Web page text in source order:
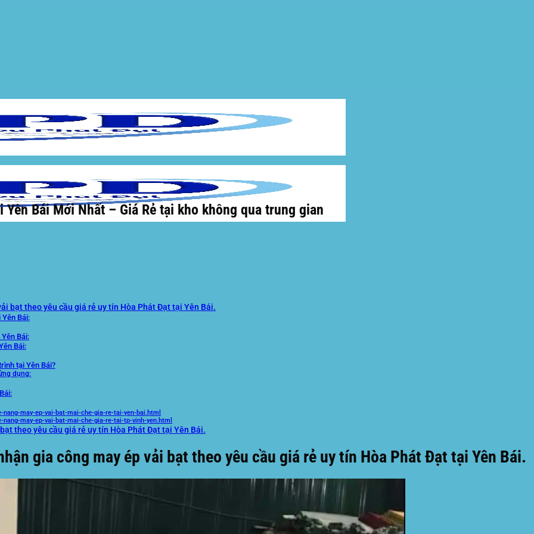
Yên Bái Mới Nhất – Giá Rẻ tại kho không qua trung gian
bạt theo yêu cầu giá rẻ uy tín Hòa Phát Đạt tại Yên Bái.
Bái:
Bái:
Bái:
tại Yên Bái?
dụng:
may-ep-vai-bat-mai-che-gia-re-tai-yen-bai.html
may-ep-vai-bat-mai-che-gia-re-tai-tp-vinh-yen.html
theo yêu cầu giá rẻ uy tín Hòa Phát Đạt tại Yên Bái.
gia công may ép vải bạt theo yêu cầu giá rẻ uy tín Hòa Phát Đạt tại Yên Bái.